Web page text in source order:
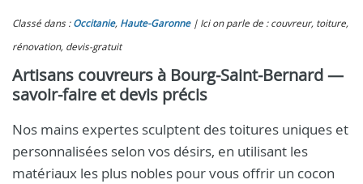
Classé dans : Occitanie, Haute-Garonne
Ici on parle de : couvreur, toiture,
rénovation, devis-gratuit
Artisans couvreurs à Bourg-Saint-Bernard —
savoir-faire et devis précis
Nos mains expertes sculptent des toitures uniques et
personnalisées selon vos désirs, en utilisant les
matériaux les plus nobles pour vous offrir un cocon